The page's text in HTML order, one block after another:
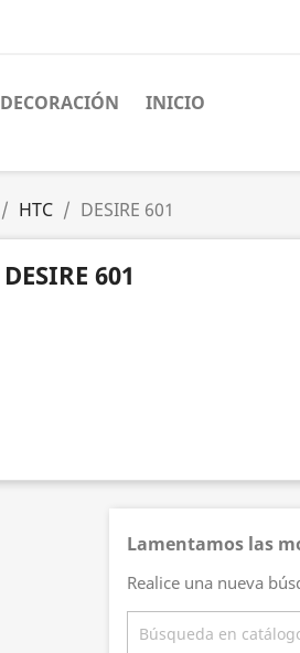
DECORACIÓN INICIO
HTC DESIRE 601
DESIRE 601
Lamentamos las
Realice una nueva